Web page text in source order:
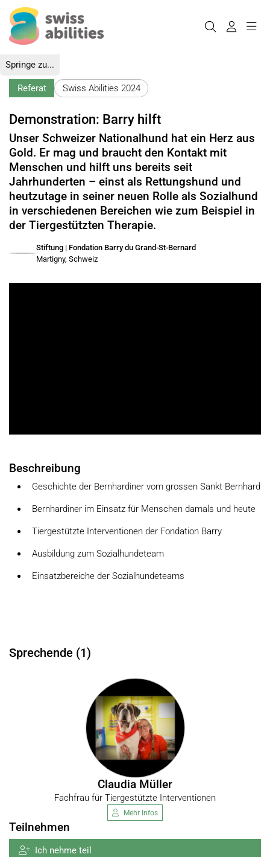
Springe zu...
Referat Swiss Abilities 2024
Demonstration: Barry hilft
Unser Schweizer Nationalhund hat ein Herz aus
Gold. Er mag und braucht den Kontakt mit
Menschen und hilft uns bereits seit
Jahrhunderten – einst als Rettungshund und
heutzutage in seiner neuen Rolle als Sozialhund
in verschiedenen Bereichen wie zum Beispiel in
der Tiergestützten Therapie.
Stiftung | Fondation Barry du Grand-St-Bernard
Martigny, Schweiz
Beschreibung
Geschichte der Bernhardiner vom grossen Sankt Bernhard
Bernhardiner im Einsatz für Menschen damals und heute
Tiergestützte Interventionen der Fondation Barry
Ausbildung zum Sozialhundeteam
Einsatzbereiche der Sozialhundeteams
Sprechende (1)
Claudia Müller
Fachfrau für Tiergestützte Interventionen
Mehr Infos
Teilnehmen
Ich nehme teil